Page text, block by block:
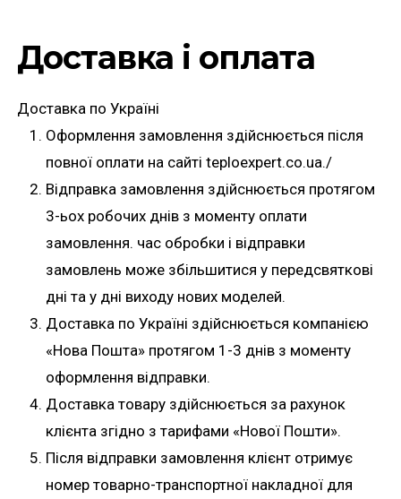
Доставка і оплата
Доставка по Україні
Оформлення замовлення здійснюється після
повної оплати на сайті teploexpert.co.ua./
Відправка замовлення здійснюється протягом
3-ьох робочих днів з моменту оплати
замовлення. час обробки і відправки
замовлень може збільшитися у передсвяткові
дні та у дні виходу нових моделей.
Доставка по Україні здійснюється компанією
«Нова Пошта» протягом 1-3 днів з моменту
оформлення відправки.
Доставка товару здійснюється за рахунок
клієнта згідно з тарифами «Нової Пошти».
Після відправки замовлення клієнт отримує
номер товарно-транспортної накладної для